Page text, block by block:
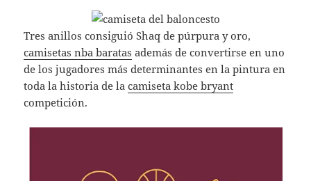
Tres anillos consiguió Shaq de púrpura y oro,
camisetas nba baratas además de convertirse en uno
de los jugadores más determinantes en la pintura en
toda la historia de lacamiseta kobe bryant
competición.